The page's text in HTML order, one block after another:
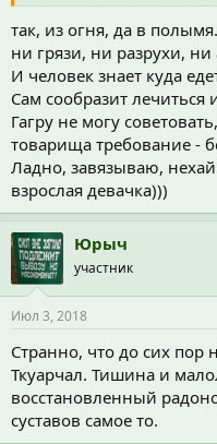
так, из огня, да в
ни грязи, ни разрухи,
И человек знает куда
Сам сообразит лечиться
Гагру не могу
товарища требование -
Ладно, завязываю,
взрослая девачка)))
Юрыч
участник
Июл 3, 2018
Странно, что до сих пор
Ткуарчал. Тишина и
восстановленный
суставов самое то.